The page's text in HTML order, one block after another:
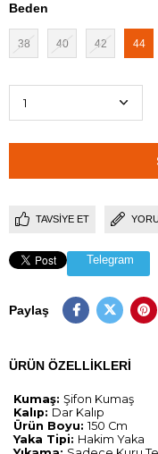
Beden
38 40 42 44
TAVSIYE ET
Telegram
Paylaş
ÜRÜN ÖZELLIKLERI
Kumaş: Şifon Kumaş
Kalıp: Dar Kalıp
Ürün Boyu: 150 Cm
Yaka Tipi: Hakim Yaka